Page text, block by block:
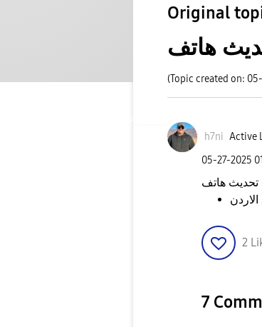
Original
(Topic created on:
h7ni Active
‎05-27-2025
2
7